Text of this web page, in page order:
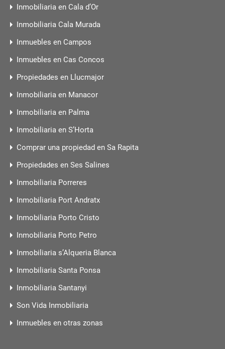
Inmobiliaria en Cala d’Or
Inmobiliaria Cala Murada
Inmuebles en Campos
Inmuebles en Cas Concos
Propiedades en Llucmajor
Inmobiliaria en Manacor
Inmobiliaria en Palma
Inmobiliaria en S’Horta
Comprar una propiedad en Sa Rapita
Propiedades en Ses Salines
Inmobiliaria Porreres
Inmobiliaria Port Andratx
Inmobiliaria Porto Cristo
Inmobiliaria Porto Petro
Inmobiliaria s’Alqueria Blanca
Inmobiliaria Santa Ponsa
Inmobiliaria Santanyi
Son Vida Inmobiliaria
Inmuebles en otras zonas